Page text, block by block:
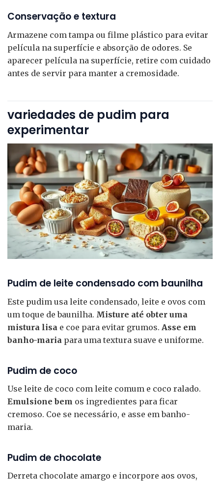
Conservação e textura
Armazene com tampa ou filme plástico para evitar
película na superfície e absorção de odores. Se
aparecer película na superfície, retire com cuidado
antes de servir para manter a cremosidade.
variedades de pudim para
experimentar
Pudim de leite condensado com baunilha
Este pudim usa leite condensado, leite e ovos com
um toque de baunilha. Misture até obter uma
mistura lisa e coe para evitar grumos. Asse em
banho-maria para uma textura suave e uniforme.
Pudim de coco
Use leite de coco com leite comum e coco ralado.
Emulsione bem os ingredientes para ficar
cremoso. Coe se necessário, e asse em banho-
maria.
Pudim de chocolate
Derreta chocolate amargo e incorpore aos ovos,